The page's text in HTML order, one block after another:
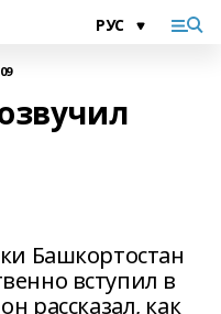
Башкортостан
вступил в
рассказал, как